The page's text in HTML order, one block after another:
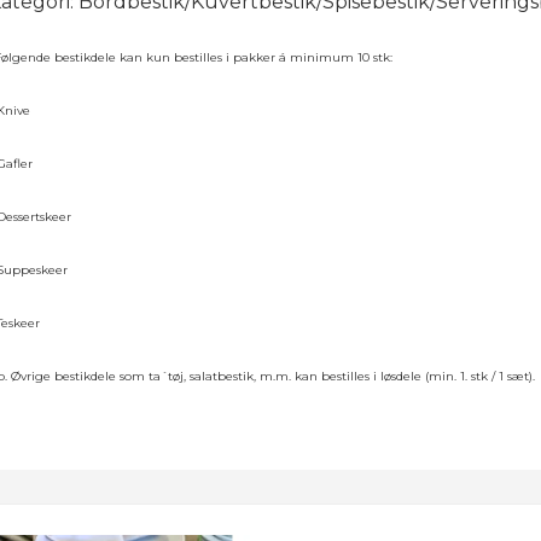
bestikdele kan kun bestilles i pakker á minimum 10 stk:
Øvrige bestikdele som ta´tøj, salatbestik, m.m. kan bestilles i løsdele (min. 1. stk / 1 sæt).